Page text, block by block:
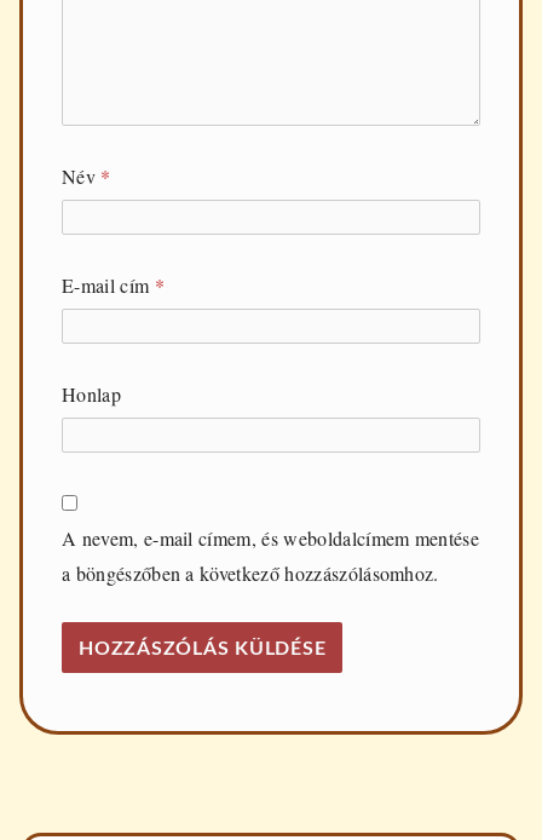
Név *
E-mail cím *
Honlap
A nevem, e-mail címem, és weboldalcímem mentése
a böngészőben a következő hozzászólásomhoz.